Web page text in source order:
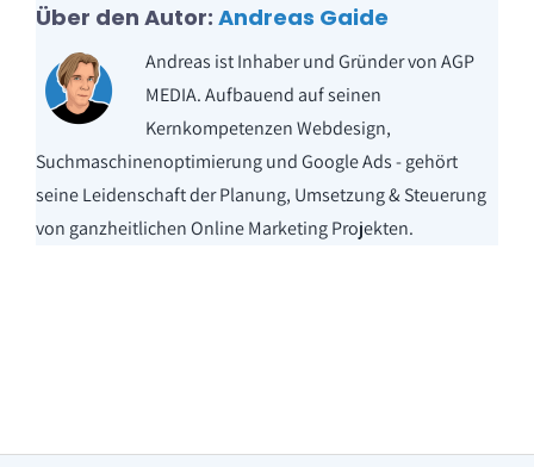
Über den Autor: Andreas Gaide
Andreas ist Inhaber und Gründer von AGP
MEDIA. Aufbauend auf seinen
Kernkompetenzen Webdesign,
Suchmaschinenoptimierung und Google Ads - gehört
seine Leidenschaft der Planung, Umsetzung & Steuerung
von ganzheitlichen Online Marketing Projekten.